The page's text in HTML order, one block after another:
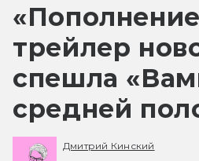
трейлер
спешла
средней
Дмитрий Кинский